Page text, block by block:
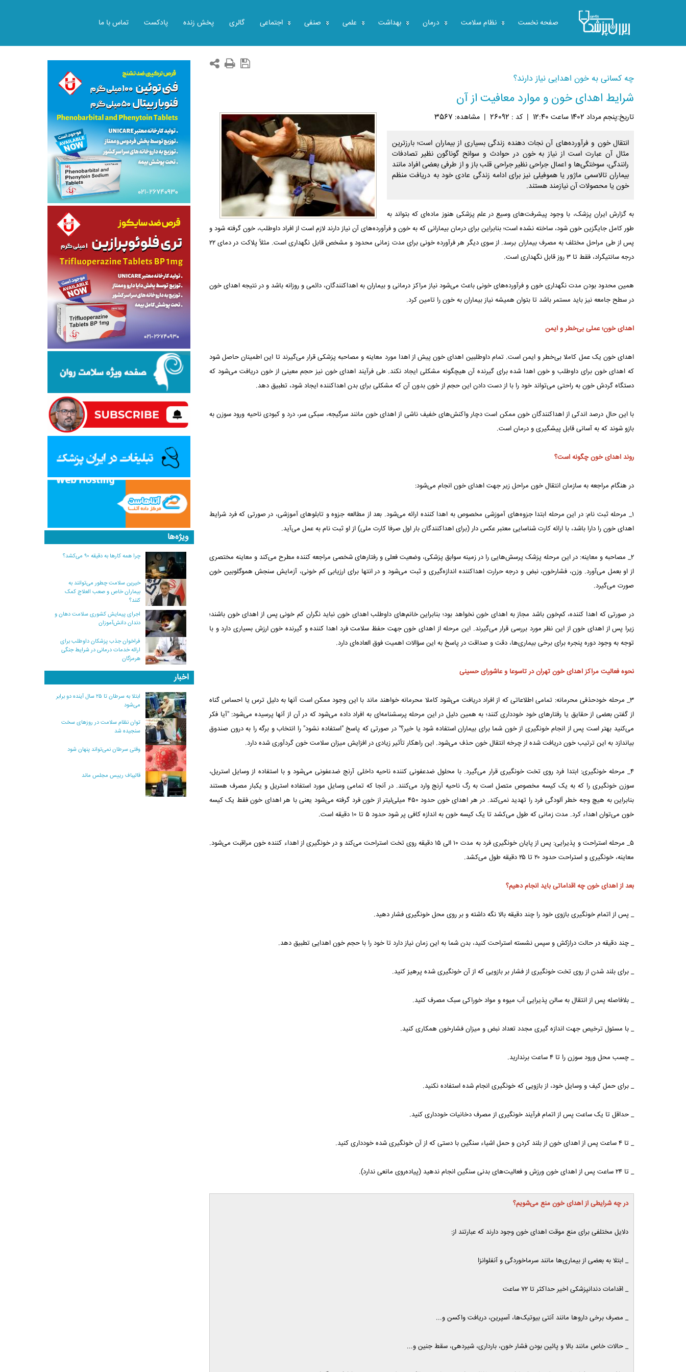
صفحه نخست نظام سلامت درمان بهداشت علمی صنفی اجتماعی گالری پخش زنده پادکست تماس با ما
چه کسانی به خون اهدایی نیاز دارند؟
شرایط اهدای خون و موارد معافیت از آن
تاريخ:پنجم مرداد 1402 ساعت 12:40 | کد : 26092 | مشاهده: 3567
انتقال خون و فرآورده‌های آن نجات دهنده زندگی بسیاری از بیماران است؛ بارزترین
مثال آن عبارت است از نیاز به خون در حوادث و سوانح گوناگون نظیر تصادفات
رانندگی، سوختگی‌ها و اعمال جراحی نظیر جراحی قلب باز و از طرفی بعضی افراد مانند
بیماران تالاسمی ماژور یا هموفیلی نیز برای ادامه زندگی عادی خود به دریافت منظم
خون یا محصولات آن نیازمند هستند.
به گزارش ایران پزشک، با وجود پیشرفت‌های وسیع در علم پزشکی هنوز ماده‌ای که بتواند به
طور کامل جایگزین خون شود، ساخته نشده است؛ بنابراین برای درمان بیمارانی که به خون و فرآورده‌های آن نیاز دارند لازم است از افراد داوطلب، خون گرفته شود و
پس از طی مراحل مختلف به مصرف بیماران برسد. از سوی دیگر هر فرآورده خونی برای مدت زمانی محدود و مشخص قابل نگهداری است. مثلاً پلاکت در دمای ۲۲
درجه سانتیگراد، فقط تا ۳ روز قابل نگهداری است.
همین محدود بودن مدت نگهداری خون و فرآورده‌های خونی باعث می‌شود نیاز مراکز درمانی و بیماران به اهداکنندگان، دائمی و روزانه باشد و در نتیجه اهدای خون
در سطح جامعه نیز باید مستمر باشد تا بتوان همیشه نیاز بیماران به خون را تامین کرد.
اهدای خون؛ عملی بی‌خطر و ایمن
اهدای خون یک عمل کاملا بی‌خطر و ایمن است. تمام داوطلبین اهدای خون پیش از اهدا مورد معاینه و مصاحبه پزشکی قرار می‌گیرند تا این اطمینان حاصل شود
که اهدای خون برای داوطلب و خون اهدا شده برای گیرنده آن هیچگونه مشکلی ایجاد نکند. طی فرآیند اهدای خون نیز حجم معینی از خون دریافت می‌شود که
دستگاه گردش خون به راحتی می‌تواند خود را با از دست دادن این حجم از خون بدون آن که مشکلی برای بدن اهداکننده ایجاد شود، تطبیق دهد.
با این حال درصد اندکی از اهداکنندگان خون ممکن است دچار واکنش‌های خفیف ناشی از اهدای خون مانند سرگیجه، سبکی سر، درد و کبودی ناحیه ورود سوزن به
بازو شوند که به آسانی قابل پیشگیری و درمان است.
روند اهدای خون چگونه است؟
در هنگام مراجعه به سازمان انتقال خون مراحل زیر جهت اهدای خون انجام می‌شود:
۱_ مرحله ثبت نام: در این مرحله ابتدا جزوه‌های آموزشی مخصوص به اهدا کننده ارائه می‌شود. بعد از مطالعه جزوه و تابلوهای آموزشی، در صورتی که فرد شرایط
اهدای خون را دارا باشد، با ارائه کارت شناسایی معتبر عکس دار (برای اهداکنندگان بار اول صرفا کارت ملی) از او ثبت نام به عمل می‌آید.
۲_ مصاحبه و معاینه: در این مرحله پزشک پرسش‌هایی را در زمینه سوابق پزشکی، وضعیت فعلی و رفتارهای شخصی مراجعه کننده مطرح می‌کند و معاینه مختصری
از او بعمل می‌آورد. وزن، فشارخون، نبض و درجه حرارت اهداکننده اندازه‌گیری و ثبت می‌شود و در انتها برای ارزیابی کم خونی‌، آزمایش سنجش هموگلوبین خون
صورت می‌گیرد.
در صورتی که اهدا کننده، کم‌خون باشد مجاز به اهدای خون نخواهد بود؛ بنابراین خانم‌های داوطلب اهدای خون نباید نگران کم خونی پس از اهدای خون باشند؛
زیرا پس از اهدای خون از این نظر مورد بررسی قرار می‌گیرند. این مرحله از اهدای خون جهت حفظ سلامت فرد اهدا کننده و گیرنده خون ارزش بسیاری دارد و با
توجه به وجود دوره پنجره برای برخی بیماری‌ها، دقت و صداقت در پاسخ به این سؤالات اهمیت فوق العاده‌ای دارد.
نحوه فعالیت مراکز اهدای خون تهران در تاسوعا و عاشورای حسینی
۳_ مرحله خودحذفی محرمانه: تمامی اطلاعاتی که از افراد دریافت می‌شود کاملا محرمانه خواهند ماند با این وجود ممکن است آنها به دلیل ترس یا احساس گناه
از گفتن بعضی از حقایق یا رفتارهای خود خودداری کنند؛ به همین دلیل در این مرحله پرسشنامه‌ای‌ به افراد داده می‌شود که در آن از آنها پرسیده می‌شود: "آیا فکر
می‌کنید بهتر است پس از انجام خونگیری از خون شما برای‌ بیماران استفاده شود یا خیر؟" در صورتی که پاسخ "استفاده نشود" را انتخاب و برگه را به درون صندوق
بیاندازد به این ترتیب خون دریافت شده از چرخه انتقال خون حذف می‌شود. این راهکار تأثیر زیادی در افزایش میزان سلامت خون گردآوری‌ شده دارد.
۴_ مرحله خونگیری‌: ابتدا فرد روی تخت خونگیری قرار می‌گیرد. با محلول ضدعفونی کننده ناحیه داخلی آرنج ضدعفونی می‌شود و با استفاده از وسایل استریل،
سوزن خونگیری را که به یک کیسه مخصوص متصل است به رگ ناحیه آرنج وارد می‌کنند. در آنجا که تمامی وسایل مورد استفاده استریل و یکبار مصرف هستند
بنابراین به هیچ وجه خطر آلودگی فرد را تهدید نمی‌کند. در هر اهدای خون حدود ۴۵۰ میلی‌لیتر از خون فرد گرفته می‌شود یعنی با هر اهدای خون فقط یک کیسه
خون می‌توان اهداء کرد. مدت زمانی که طول می‌کشد تا یک کیسه خون به اندازه کافی پر شود حدود ۵ تا ۱۰ دقیقه است.
۵_ مرحله استراحت و پذیرایی: پس از پایان خونگیری فرد به مدت ۱۰ الی ۱۵ دقیقه روی تخت استراحت می‌کند و در خونگیری از اهداء کننده خون مراقبت می‌شود.
معاینه، خونگیری و استراحت حدود ۲۰ تا ۲۵ دقیقه طول می‌کشد.
بعد از اهدای خون چه اقداماتی باید انجام دهیم؟
_ پس از اتمام خونگیری بازوی خود را چند دقیقه بالا نگه داشته و بر روی محل خونگیری فشار دهید.
_ چند دقیقه در حالت درازکش و سپس نشسته استراحت کنید، بدن شما به این زمان نیاز دارد تا خود را با حجم خون اهدایی تطبیق دهد.
_ برای بلند شدن از روی تخت خونگیری از فشار بر بازویی که از آن خونگیری شده پرهیز کنید.
_ بلافاصله پس از انتقال به سالن پذیرایی آب میوه و مواد خوراکی سبک مصرف کنید.
_ با مسئول ترخیص جهت اندازه گیری مجدد تعداد نبض و میزان فشارخون همکاری کنید.
_ چسب محل ورود سوزن را تا ۴ ساعت برندارید.
_ برای حمل کیف و وسایل خود، از بازویی که خونگیری انجام شده استفاده نکنید.
_ حداقل تا یک ساعت پس از اتمام فرآیند خونگیری از مصرف دخانیات خودداری کنید.
_ تا ۴ ساعت پس از اهدای خون از بلند کردن و حمل اشیاء سنگین با دستی که از آن خونگیری شده خودداری کنید.
_ تا ۲۴ ساعت پس از اهدای خون ورزش و فعالیت‌های بدنی سنگین انجام ندهید (پیاده‌روی مانعی ندارد).
در چه شرایطی از اهدای خون منع می‌شویم؟
دلایل مختلفی برای منع موقت اهدای خون وجود دارند که عبارتند از:
_ ابتلا به بعضی از بیماری‌ها مانند سرماخوردگی و آنفلوانزا
_ اقدامات دندانپزشکی اخیر حداکثر تا ۷۲ ساعت
_ مصرف برخی داروها مانند آنتی بیوتیک‌ها، آسپرین، دریافت واکسن و...
_ حالات خاص مانند بالا و پائین بودن فشار خون، بارداری، شیردهی، سقط جنین و...
ویژه‌ها
چرا همه کارها به دقیقه ۹۰ می‌کشد؟
خیرین سلامت چطور می‌توانند به
بیماران خاص و صعب العلاج کمک
کنند؟
اجرای پیمایش کشوری سلامت دهان و
دندان دانش‌آموزان
فراخوان جذب پزشکان داوطلب برای
ارائه خدمات درمانی در شرایط جنگی
هرمزگان
اخبار
ابتلا به سرطان تا ۲۵ سال آینده دو برابر
می‌شود
توان نظام سلامت در روزهای سخت
سنجیده شد
وقتی سرطان نمی‌تواند پنهان شود
قالیباف رییس مجلس ماند